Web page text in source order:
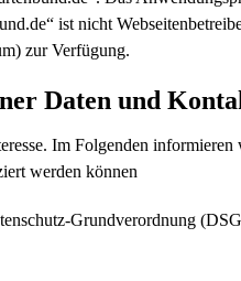
ist nicht
zur Verfügung.
Daten und
Im Folgenden
werden können
Grundverordnung